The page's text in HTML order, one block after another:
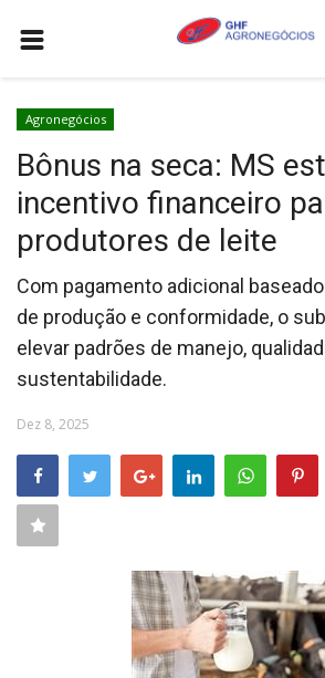
AGRONEGÓCIOS
LEILÕES
FEIRAS E EVENTOS
COTAÇÕES
COMO ANUNCIAR
COLUNISTA
QUEM SOMOS
CONTATO
CONECTE-SE
Agronegócios
Bônus na seca: MS
incentivo financeiro
produtores de leite
Com pagamento adicional
de produção e conformidade, o
elevar padrões de manejo,
sustentabilidade.
Dez 8, 2025